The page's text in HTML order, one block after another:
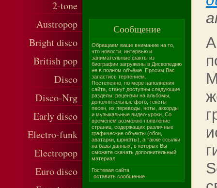
2-tone
Austropop
Bright disco
British pop
Disco
Disco-Nrg
Early disco
Electro-funk
Electropop
Euro disco
Сообщение
Обращаем ваше внимание на то,
что новости, интервью и
занимательные факты из
биографии загружены в Дископедию
не в полном объёме. Просим Вас
запастись терпением.
Постепенно, по мере наполнения
сайта, станут доступны следующие
разделы: рецензии на альбомы,
дополнительные фото, тексты
песен, их переводы, ноты, аккорды
и музыкальные видео-уроки. Со
временем возможно появление
страниц, содержащих различные
графические объекты (обои,
аватарки, шрифты), а также ссылки
на базы данных, в которых Вы
сможете скачать дополнительный
материал.
Гостевая сайта
оставить сообщение